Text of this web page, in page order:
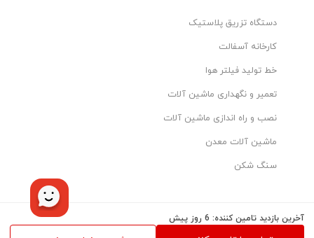
آخرین بازدید تامین کننده: 6 روز پیش
دستگاه تزریق پلاستیک
کارخانه آسفالت
خط تولید فیلتر هوا
تعمیر و نگهداری ماشین آلات
نصب و راه اندازی ماشین آلات
ماشین آلات معدن
سنگ شکن
© 2026 parscenter.com. کلیه حقوق این سایت متعلق به شرکت مدیریت
هوشمند تاو می‌باشد.